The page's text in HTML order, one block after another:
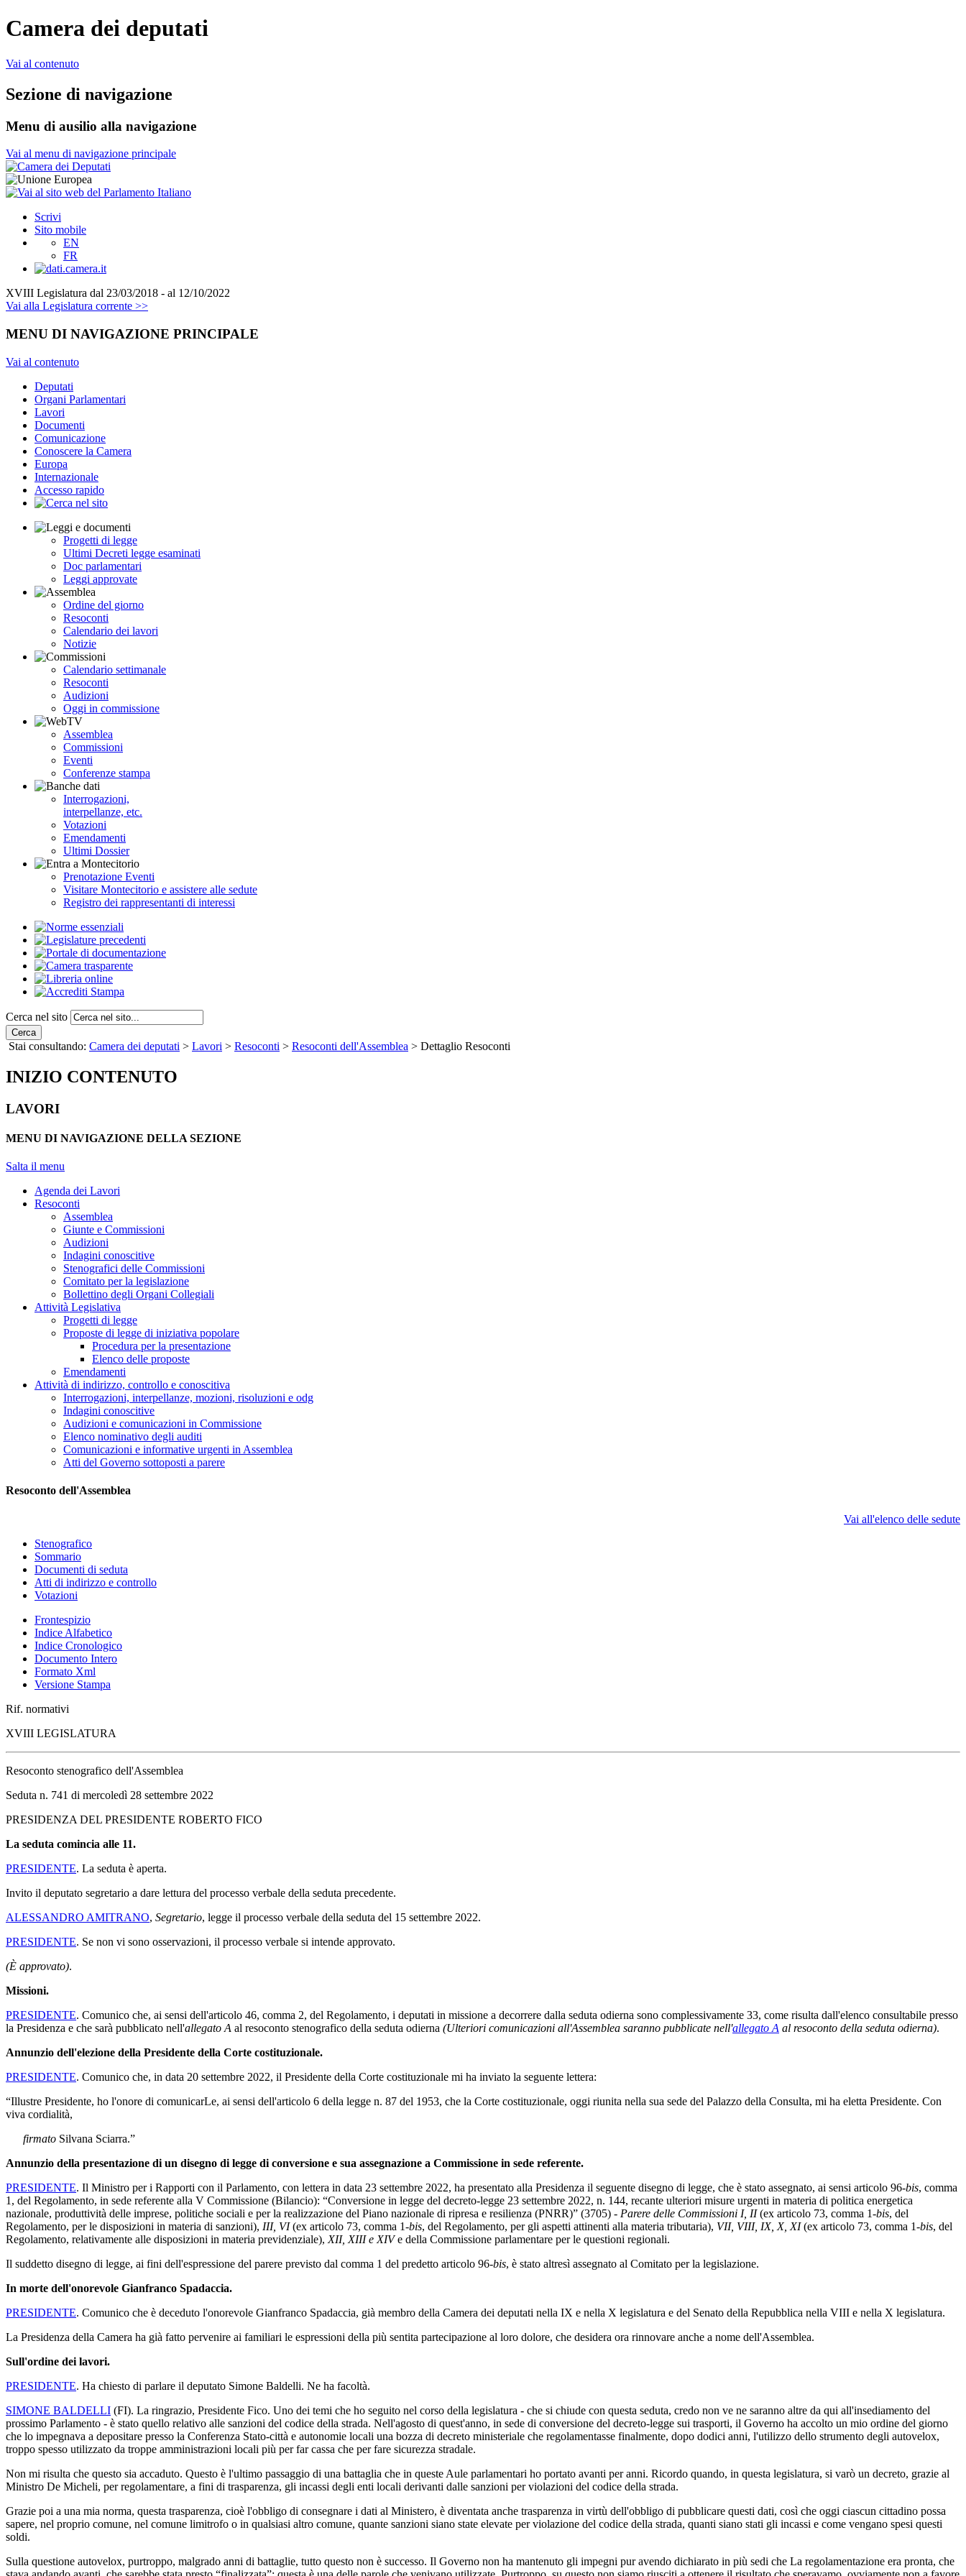
Camera dei deputati
Vai al contenuto
Sezione di navigazione
Menu di ausilio alla navigazione
Vai al menu di navigazione principale
Scrivi
Sito mobile
EN
FR
XVIII Legislatura dal 23/03/2018 - al 12/10/2022
Vai alla Legislatura corrente >>
MENU DI NAVIGAZIONE PRINCIPALE
Vai al contenuto
Deputati
Organi Parlamentari
Lavori
Documenti
Comunicazione
Conoscere la Camera
Europa
Internazionale
Accesso rapido
Progetti di legge
Ultimi Decreti legge esaminati
Doc parlamentari
Leggi approvate
Ordine del giorno
Resoconti
Calendario dei lavori
Notizie
Calendario settimanale
Resoconti
Audizioni
Oggi in commissione
Assemblea
Commissioni
Eventi
Conferenze stampa
Interrogazioni,
interpellanze, etc.
Votazioni
Emendamenti
Ultimi Dossier
Prenotazione Eventi
Visitare Montecitorio e assistere alle sedute
Registro dei rappresentanti di interessi
Cerca nel sito
Cerca
Stai consultando: Camera dei deputati > Lavori > Resoconti > Resoconti dell'Assemblea > Dettaglio Resoconti
INIZIO CONTENUTO
LAVORI
MENU DI NAVIGAZIONE DELLA SEZIONE
Salta il menu
Agenda dei Lavori
Resoconti
Assemblea
Giunte e Commissioni
Audizioni
Indagini conoscitive
Stenografici delle Commissioni
Comitato per la legislazione
Bollettino degli Organi Collegiali
Attività Legislativa
Progetti di legge
Proposte di legge di iniziativa popolare
Procedura per la presentazione
Elenco delle proposte
Emendamenti
Attività di indirizzo, controllo e conoscitiva
Interrogazioni, interpellanze, mozioni, risoluzioni e odg
Indagini conoscitive
Audizioni e comunicazioni in Commissione
Elenco nominativo degli auditi
Comunicazioni e informative urgenti in Assemblea
Atti del Governo sottoposti a parere
Resoconto dell'Assemblea
Vai all'elenco delle sedute
Stenografico
Sommario
Documenti di seduta
Atti di indirizzo e controllo
Votazioni
Frontespizio
Indice Alfabetico
Indice Cronologico
Documento Intero
Formato Xml
Versione Stampa
Rif. normativi
XVIII LEGISLATURA
Resoconto stenografico dell'Assemblea
Seduta n. 741 di mercoledì 28 settembre 2022
PRESIDENZA DEL PRESIDENTE ROBERTO FICO
La seduta comincia alle 11.
PRESIDENTE. La seduta è aperta.
Invito il deputato segretario a dare lettura del processo verbale della seduta precedente.
ALESSANDRO AMITRANO, Segretario, legge il processo verbale della seduta del 15 settembre 2022.
PRESIDENTE. Se non vi sono osservazioni, il processo verbale si intende approvato.
(È approvato).
Missioni.
PRESIDENTE. Comunico che, ai sensi dell'articolo 46, comma 2, del Regolamento, i deputati in missione a decorrere dalla seduta odierna sono complessivamente 33, come risulta dall'elenco consultabile presso
la Presidenza e che sarà pubblicato nell'allegato A al resoconto stenografico della seduta odierna (Ulteriori comunicazioni all'Assemblea saranno pubblicate nell'allegato A al resoconto della seduta odierna).
Annunzio dell'elezione della Presidente della Corte costituzionale.
PRESIDENTE. Comunico che, in data 20 settembre 2022, il Presidente della Corte costituzionale mi ha inviato la seguente lettera:
“Illustre Presidente, ho l'onore di comunicarLe, ai sensi dell'articolo 6 della legge n. 87 del 1953, che la Corte costituzionale, oggi riunita nella sua sede del Palazzo della Consulta, mi ha eletta Presidente. Con
viva cordialità,
firmato Silvana Sciarra.”
Annunzio della presentazione di un disegno di legge di conversione e sua assegnazione a Commissione in sede referente.
PRESIDENTE. Il Ministro per i Rapporti con il Parlamento, con lettera in data 23 settembre 2022, ha presentato alla Presidenza il seguente disegno di legge, che è stato assegnato, ai sensi articolo 96-bis, comma
1, del Regolamento, in sede referente alla V Commissione (Bilancio): “Conversione in legge del decreto-legge 23 settembre 2022, n. 144, recante ulteriori misure urgenti in materia di politica energetica
nazionale, produttività delle imprese, politiche sociali e per la realizzazione del Piano nazionale di ripresa e resilienza (PNRR)” (3705) - Parere delle Commissioni I, II(ex articolo 73, comma 1-bis, del
Regolamento, per le disposizioni in materia di sanzioni), III, VI(ex articolo 73, comma 1-bis, del Regolamento, per gli aspetti attinenti alla materia tributaria), VII, VIII, IX, X, XI(ex articolo 73, comma 1-bis, del
Regolamento, relativamente alle disposizioni in materia previdenziale), XII, XIII e XIVe della Commissione parlamentare per le questioni regionali.
Il suddetto disegno di legge, ai fini dell'espressione del parere previsto dal comma 1 del predetto articolo 96-bis, è stato altresì assegnato al Comitato per la legislazione.
In morte dell'onorevole Gianfranco Spadaccia.
PRESIDENTE. Comunico che è deceduto l'onorevole Gianfranco Spadaccia, già membro della Camera dei deputati nella IX e nella X legislatura e del Senato della Repubblica nella VIII e nella X legislatura.
La Presidenza della Camera ha già fatto pervenire ai familiari le espressioni della più sentita partecipazione al loro dolore, che desidera ora rinnovare anche a nome dell'Assemblea.
Sull'ordine dei lavori.
PRESIDENTE. Ha chiesto di parlare il deputato Simone Baldelli. Ne ha facoltà.
SIMONE BALDELLI (FI). La ringrazio, Presidente Fico. Uno dei temi che ho seguito nel corso della legislatura - che si chiude con questa seduta, credo non ve ne saranno altre da qui all'insediamento del
prossimo Parlamento - è stato quello relativo alle sanzioni del codice della strada. Nell'agosto di quest'anno, in sede di conversione del decreto-legge sui trasporti, il Governo ha accolto un mio ordine del giorno
che lo impegnava a depositare presso la Conferenza Stato-città e autonomie locali una bozza di decreto ministeriale che regolamentasse finalmente, dopo dodici anni, l'utilizzo dello strumento degli autovelox,
troppo spesso utilizzato da troppe amministrazioni locali più per far cassa che per fare sicurezza stradale.
Non mi risulta che questo sia accaduto. Questo è l'ultimo passaggio di una battaglia che in queste Aule parlamentari ho portato avanti per anni. Ricordo quando, in questa legislatura, si varò un decreto, grazie al
Ministro De Micheli, per regolamentare, a fini di trasparenza, gli incassi degli enti locali derivanti dalle sanzioni per violazioni del codice della strada.
Grazie poi a una mia norma, questa trasparenza, cioè l'obbligo di consegnare i dati al Ministero, è diventata anche trasparenza in virtù dell'obbligo di pubblicare questi dati, così che oggi ciascun cittadino possa
sapere, nel proprio comune, nel comune limitrofo o in qualsiasi altro comune, quante sanzioni siano state elevate per violazione del codice della strada, quanti siano stati gli incassi e come vengano spesi questi
soldi.
Sulla questione autovelox, purtroppo, malgrado anni di battaglie, tutto questo non è successo. Il Governo non ha mantenuto gli impegni pur avendo dichiarato in più sedi che La regolamentazione era pronta, che